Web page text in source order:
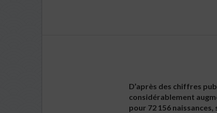
D’après des chiffres
considérablement
pour 72 156